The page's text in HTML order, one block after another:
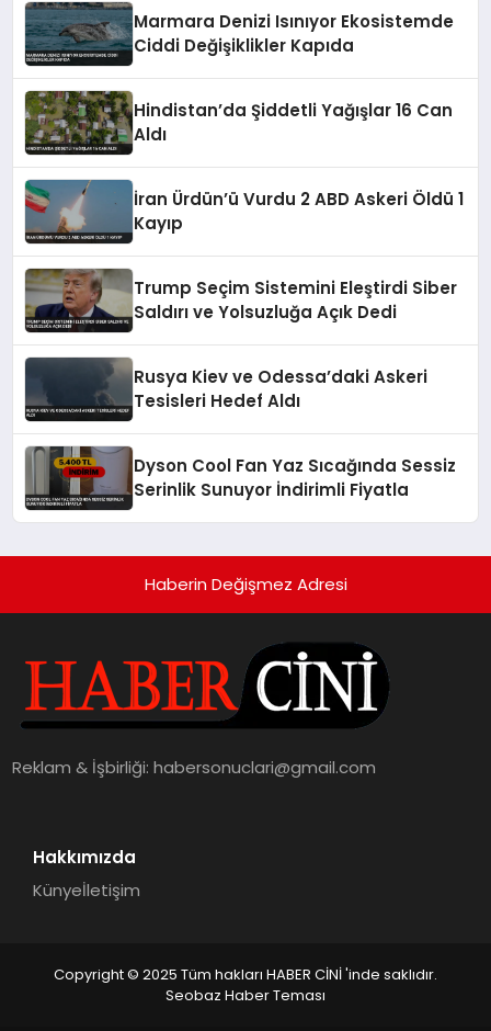
Marmara Denizi Isınıyor Ekosistemde
Ciddi Değişiklikler Kapıda
Hindistan’da Şiddetli Yağışlar 16 Can
Aldı
İran Ürdün’ü Vurdu 2 ABD Askeri Öldü 1
Kayıp
Trump Seçim Sistemini Eleştirdi Siber
Saldırı ve Yolsuzluğa Açık Dedi
Rusya Kiev ve Odessa’daki Askeri
Tesisleri Hedef Aldı
Dyson Cool Fan Yaz Sıcağında Sessiz
Serinlik Sunuyor İndirimli Fiyatla
Haberin Değişmez Adresi
Reklam & İşbirliği:habersonuclari@gmail.com
Hakkımızda
Künyeİletişim
Copyright © 2025 Tüm hakları HABER CİNİ 'inde saklıdır.
Seobaz Haber Teması